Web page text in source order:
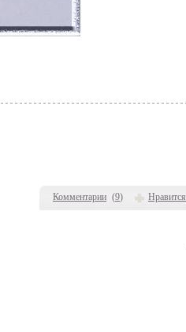
Комментарии (9) Нравится